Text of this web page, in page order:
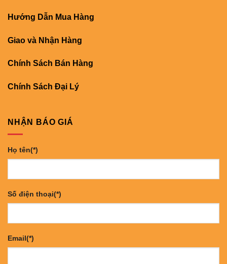
Hướng Dẫn Mua Hàng
Giao và Nhận Hàng
Chính Sách Bán Hàng
Chính Sách Đại Lý
NHẬN BÁO GIÁ
Họ tên(*)
Số điện thoại(*)
Email(*)